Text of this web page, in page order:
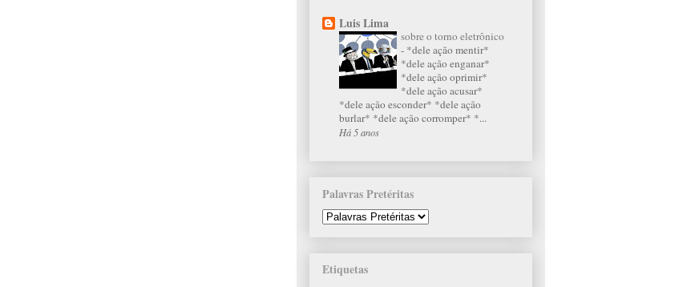
Luis Lima
sobre o torno eletrônico
- *dele ação mentir*
*dele ação enganar*
*dele ação oprimir*
*dele ação acusar*
*dele ação esconder* *dele ação
burlar* *dele ação corromper* *...
Há 5 anos
Palavras Pretéritas
Etiquetas